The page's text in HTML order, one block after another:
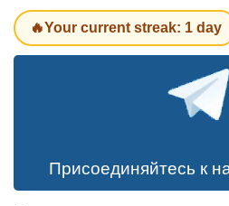
🔥Your current streak: 1 day
Присоединяйтесь к